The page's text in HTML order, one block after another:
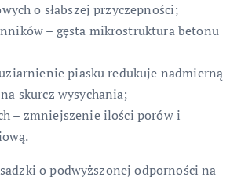
o słabszej przyczepności;
– gęsta mikrostruktura betonu
piasku redukuje nadmierną
skurcz wysychania;
– zmniejszenie ilości porów i
o podwyższonej odporności na